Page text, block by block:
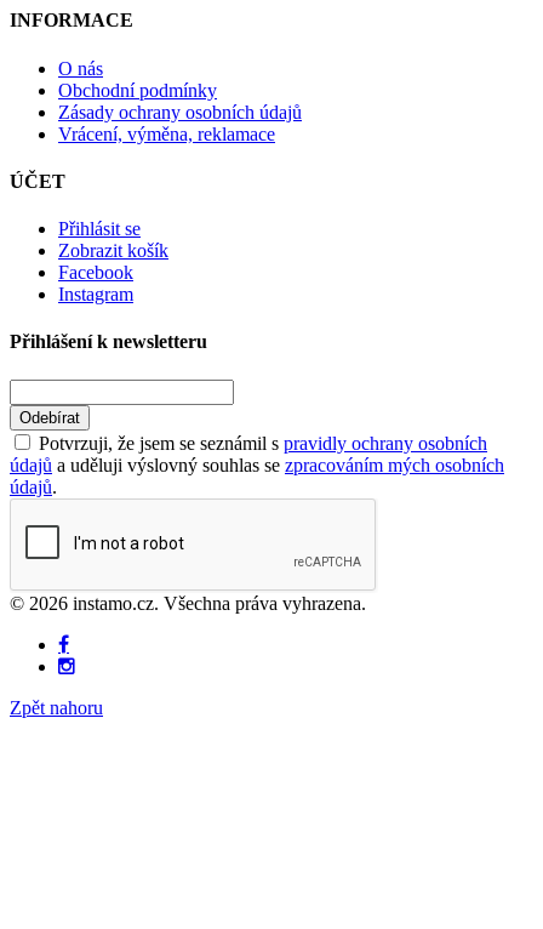
INFORMACE
O nás
Obchodní podmínky
Zásady ochrany osobních údajů
Vrácení, výměna, reklamace
ÚČET
Přihlásit se
Zobrazit košík
Facebook
Instagram
Přihlášení k newsletteru
Odebírat
Potvrzuji, že jsem se seznámil s pravidly ochrany osobních
údajů a uděluji výslovný souhlas se zpracováním mých osobních
údajů.
© 2026 instamo.cz. Všechna práva vyhrazena.
Zpět nahoru